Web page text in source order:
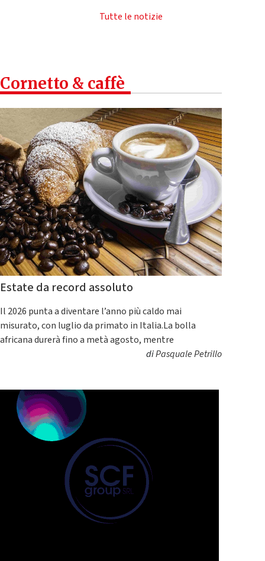
Tutte le notizie
Cornetto & caffè
Estate da record assoluto
Il 2026 punta a diventare l’anno più caldo mai
misurato, con luglio da primato in Italia.La bolla
africana durerà fino a metà agosto, mentre
diPasquale Petrillo